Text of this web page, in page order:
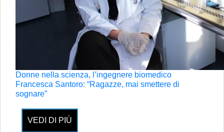
Donne nella scienza, l’ingegnere biomedico
Francesca Santoro: “Ragazze, mai smettere di
sognare”
VEDI DI PIÙ